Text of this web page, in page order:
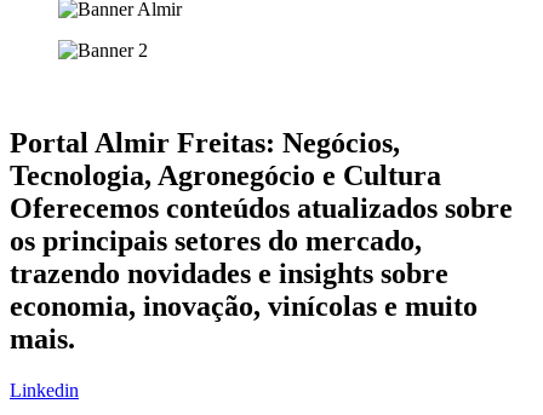
Portal Almir Freitas: Negócios,
Tecnologia, Agronegócio e Cultura
Oferecemos conteúdos atualizados sobre
os principais setores do mercado,
trazendo novidades e insights sobre
economia, inovação, vinícolas e muito
mais.
Linkedin